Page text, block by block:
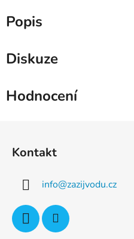
Popis
Diskuze
Hodnocení
Kontakt
info@zazijvodu.cz